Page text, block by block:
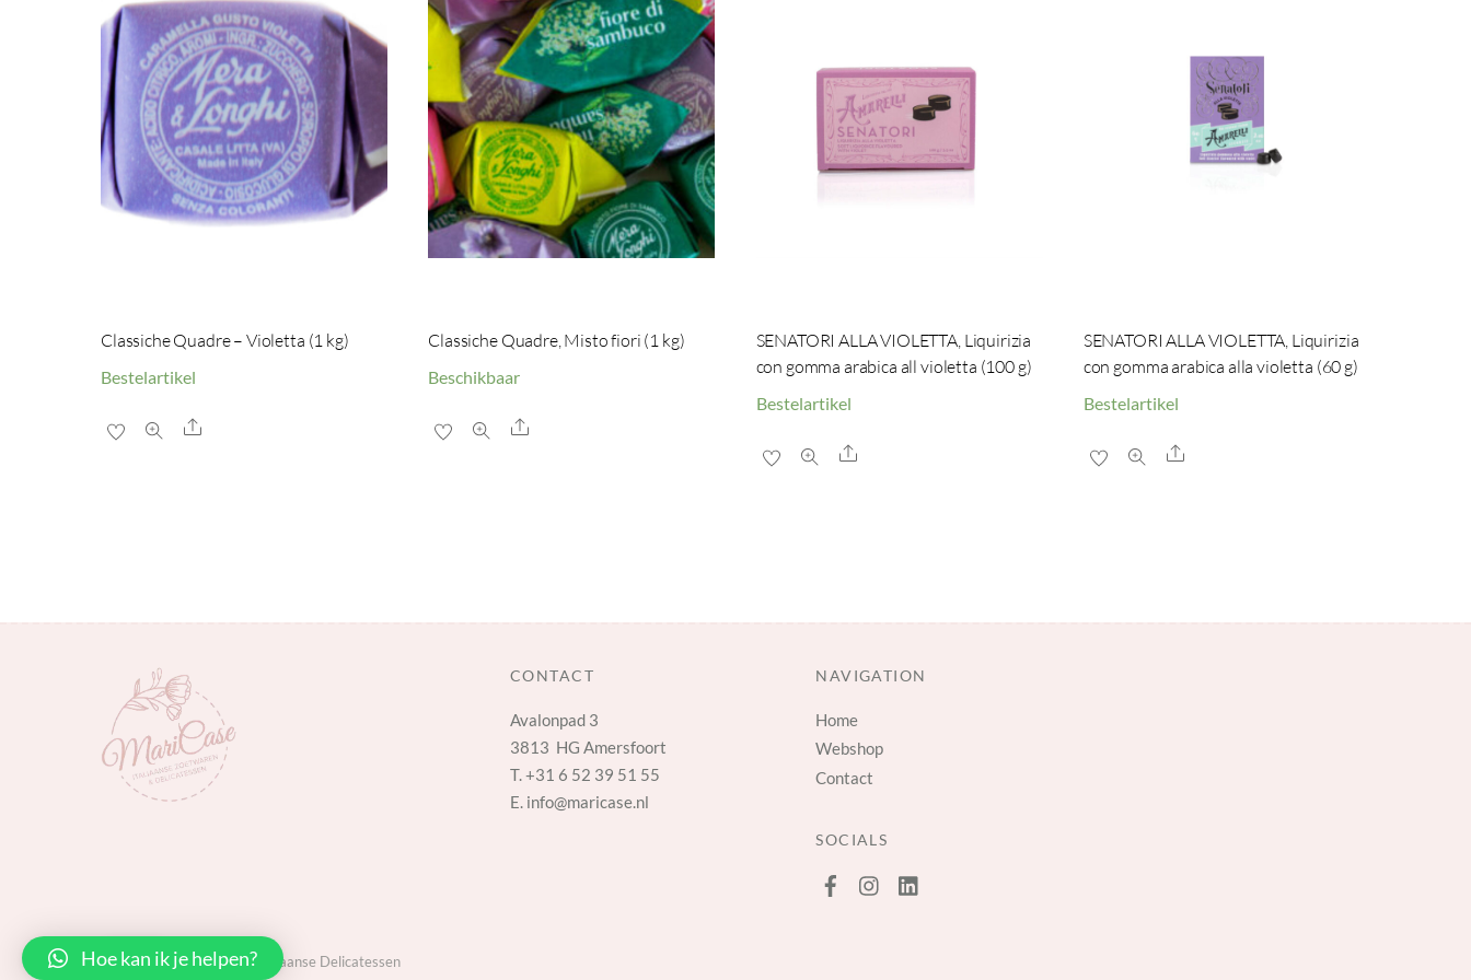
Classiche Quadre – Violetta (1 kg)
Bestelartikel
Share
Classiche Quadre, Misto fiori (1 kg)
Beschikbaar
Share
SENATORI ALLA VIOLETTA, Liquirizia
con gomma arabica all violetta (100 g)
Bestelartikel
Share
SENATORI ALLA VIOLETTA, Liquirizia
con gomma arabica alla violetta (60 g)
Bestelartikel
Share
CONTACT
Avalonpad 3
3813 HG Amersfoort
T.+31 6 52 39 51 55
E. info@maricase.nl
NAVIGATION
Home
Webshop
Contact
SOCIALS
Back
MariCase Italiaanse Delicatessen
Hoe kan ik je helpen?